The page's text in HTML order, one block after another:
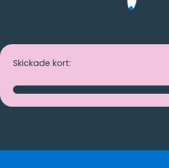
Skickade kort: